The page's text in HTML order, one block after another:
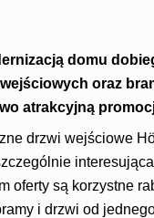
domu
oraz
atrakcyjną
drzwi wejściowe
oferty są korzystne
i drzwi od